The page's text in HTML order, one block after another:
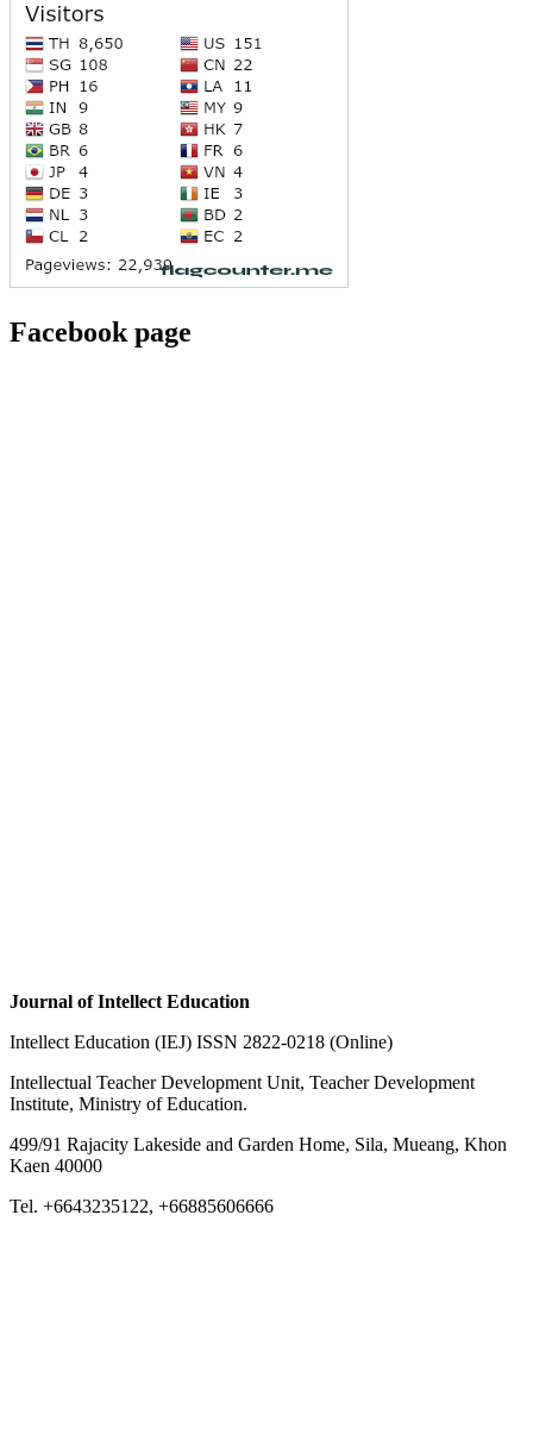
Facebook page
Journal of Intellect Education
Intellect Education (IEJ) ISSN 2822-0218 (Online)
Intellectual Teacher Development Unit, Teacher Development
Institute, Ministry of Education.
499/91 Rajacity Lakeside and Garden Home, Sila, Mueang, Khon
Kaen 40000
Tel. +6643235122, +66885606666